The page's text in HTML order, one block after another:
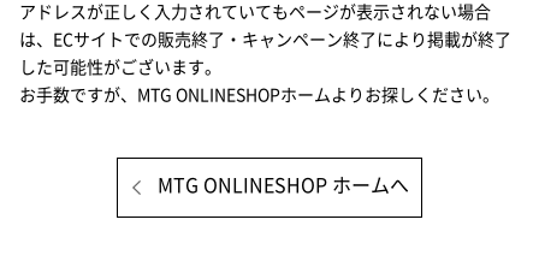
アドレスが正しく入力されていてもページが表示されない場合
は、
ECサイトでの販売終了・キャンペーン終了により掲載が終了
した可能性がございます。
お手数ですが、MTG ONLINESHOPホームよりお探しください。
MTG ONLINESHOP ホームへ